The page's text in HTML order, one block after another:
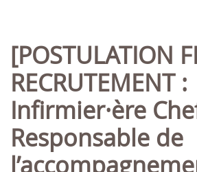
[POSTULATION FERMEES]
RECRUTEMENT :
Infirmier·ère
Responsable de